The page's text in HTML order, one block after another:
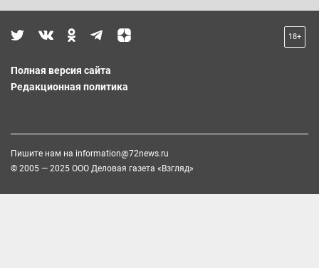
18+
Полная версия сайта
Редакционная политика
Пишите нам на information@72news.ru
© 2005 — 2025 ООО Деловая газета «Взгляд»